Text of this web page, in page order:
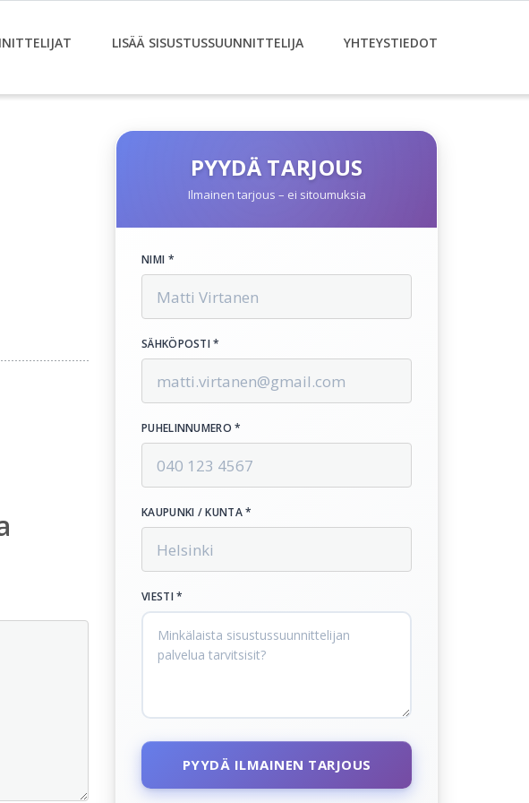
LISÄÄ SISUSTUSSUUNNITTELIJA YHTEYSTIEDOT
PYYDÄ TARJOUS
Ilmainen tarjous – ei sitoumuksia
NIMI *
SÄHKÖPOSTI *
PUHELINNUMERO *
KAUPUNKI / KUNTA *
VIESTI *
PYYDÄ ILMAINEN TARJOUS